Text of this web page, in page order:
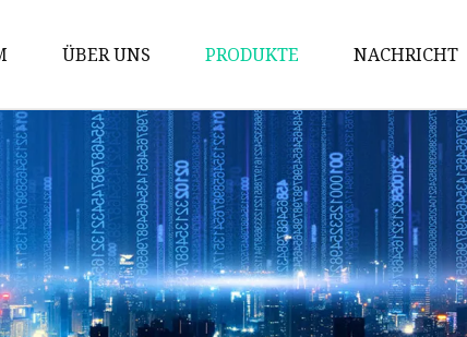
ÜBER UNS PRODUKTE
Ozongenerator
Ozon-Luftdesinfektion
Ozongenerator in der
Landwirtschaft
Industrieller Ozongenerator
Glyoxylsäure-Monohydrat
NACHRICHT